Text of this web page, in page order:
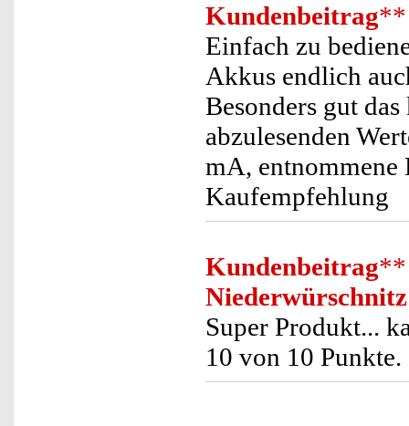
Kundenbeitrag**
Einfach zu
Akkus endlich
Besonders gut
abzulesenden
mA,
Kaufempfehlung
Kundenbeitrag**
Niederwürschnitz
Super Produkt...
10 von 10 Punkte.